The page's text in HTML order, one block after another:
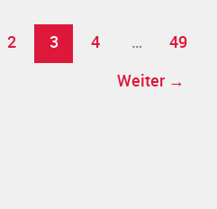
2 3 4 …
49
Weiter →